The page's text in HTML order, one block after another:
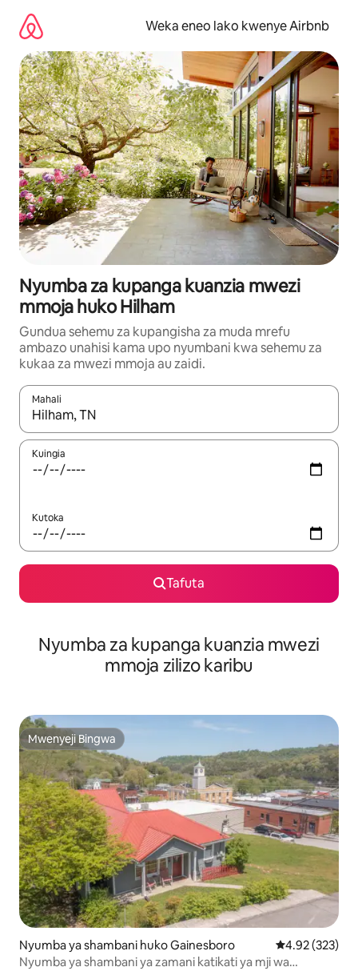
kwenda
kwenye
maudhui
Weka eneo lako kwenye Airbnb
Nyumba za kupanga kuanzia mwezi
mmoja huko Hilham
Gundua sehemu za kupangisha za muda mrefu
ambazo unahisi kama upo nyumbani kwa sehemu za
kukaa za mwezi mmoja au zaidi.
Mahali
Wakati matokeo yanapatikana, vinjari kwa kutumia vitufe vya
Kuingia
Kutoka
Tafuta
Nyumba za kupanga kuanzia mwezi
mmoja zilizo karibu
Mwenyeji Bingwa
Mwenyeji Bingwa
Nyumba ya shambani huko Gainesboro Ukadiriaji wa
4.92 (323)
Nyumba ya shambani ya zamani katikati ya mji wa